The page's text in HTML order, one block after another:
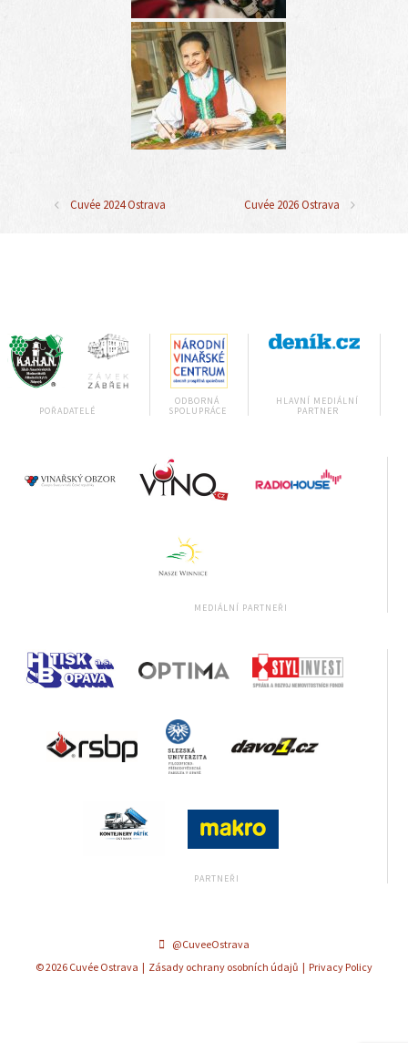
Cuvée 2024 Ostrava Cuvée 2026 Ostrava
@CuveeOstrava
© 2026 Cuvée Ostrava | Zásady ochrany osobních údajů | Privacy Policy